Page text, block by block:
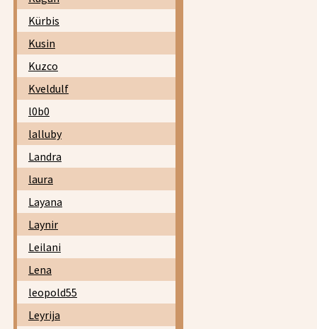
Kürbis
Kusin
Kuzco
Kveldulf
l0b0
lalluby
Landra
laura
Layana
Laynir
Leilani
Lena
leopold55
Leyrija